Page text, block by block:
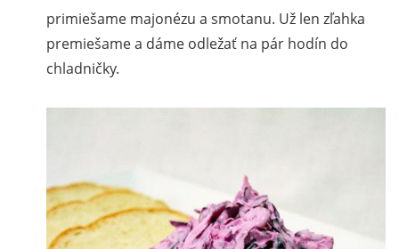
primiešame majonézu a smotanu. Už len zľahka
premiešame a dáme odležať na pár hodín do
chladničky.